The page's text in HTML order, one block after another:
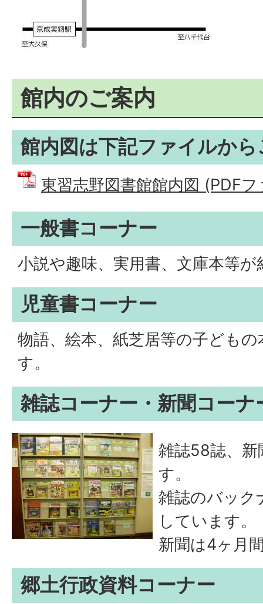
館内のご案内
館内図は下記ファイルか
東習志野図書館館内図 (PDF
一般書コーナー
小説や趣味、実用書、文庫本等
児童書コーナー
物語、絵本、紙芝居等の子ども
す。
雑誌コーナー・新聞コーナ
雑誌58誌、
す。
雑誌のバック
しています。
新聞は4ヶ月
郷土行政資料コーナー